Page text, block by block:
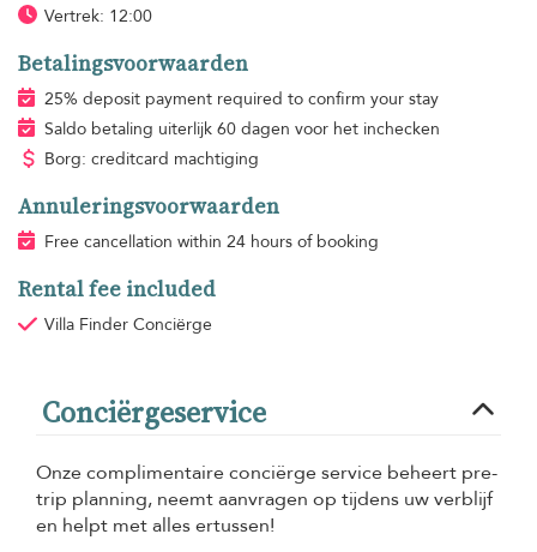
Vertrek: 12:00
Betalingsvoorwaarden
25% deposit payment required to confirm your stay
Saldo betaling uiterlijk 60 dagen voor het inchecken
Borg: creditcard machtiging
Annuleringsvoorwaarden
Free cancellation within 24 hours of booking
Rental fee included
Villa Finder Conciërge
Conciërgeservice
Onze complimentaire conciërge service beheert pre-
trip planning, neemt aanvragen op tijdens uw verblijf
en helpt met alles ertussen!